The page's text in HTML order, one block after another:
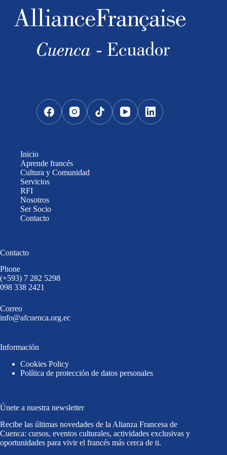
Inicio
Aprende francés
Cultura y Comunidad
Servicios
RFI
Nosotros
Ser Socio
Contacto
Contacto
Phone
(+593) 7 282 5298
098 338 2421
Correo
info@afcuenca.org.ec
Información
Cookies Policy
Política de protección de datos personales
Únete a nuestra newsletter
Recibe las últimas novedades de la Alianza Francesa de
Cuenca: cursos, eventos culturales, actividades exclusivas y
oportunidades para vivir el francés más cerca de ti.